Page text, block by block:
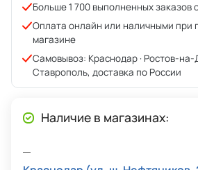
Больше 1 700 выполненных заказов
Оплата онлайн или наличными при
магазине
Самовывоз: Краснодар · Ростов-на-
Ставрополь, доставка по России
Наличие в магазинах: